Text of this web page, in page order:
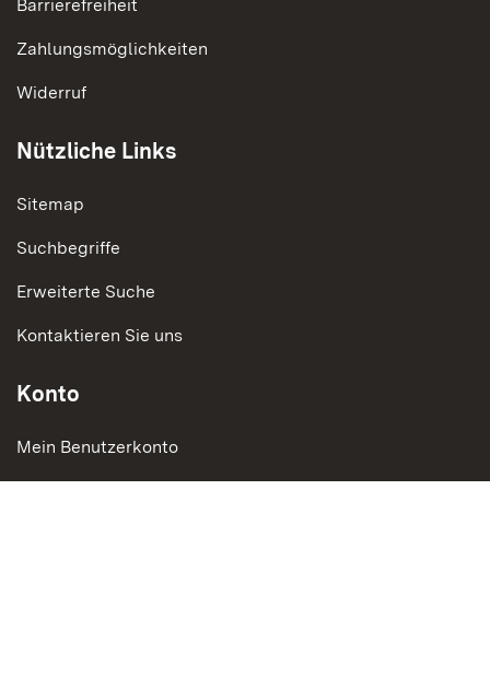
Barrierefreiheit
Zahlungsmöglichkeiten
Widerruf
Nützliche Links
Sitemap
Suchbegriffe
Erweiterte Suche
Kontaktieren Sie uns
Konto
Mein Benutzerkonto